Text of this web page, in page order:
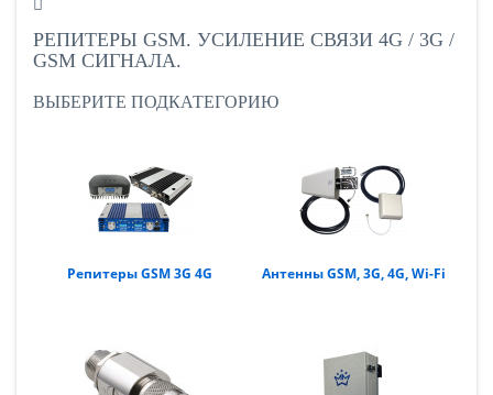
РЕПИТЕРЫ GSM. УСИЛЕНИЕ СВЯЗИ 4G / 3G /
GSM СИГНАЛА.
ВЫБЕРИТЕ ПОДКАТЕГОРИЮ
Репитеры GSM 3G 4G Антенны GSM, 3G, 4G, Wi-Fi